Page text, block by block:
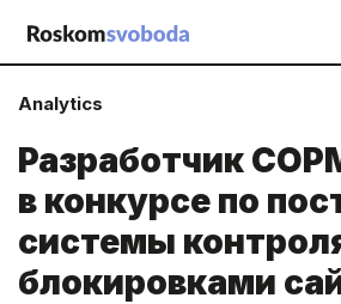
Analytics
Разработчик
в конкурсе по
системы
блокировками